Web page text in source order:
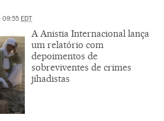
09:55 EDT
A Anistia Internacional lança
um relatório com
depoimentos de
sobreviventes de crimes
jihadistas